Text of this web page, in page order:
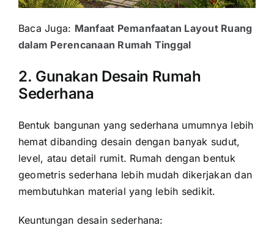
Baca Juga: Manfaat Pemanfaatan Layout Ruang
dalam Perencanaan Rumah Tinggal
2. Gunakan Desain Rumah
Sederhana
Bentuk bangunan yang sederhana umumnya lebih
hemat dibanding desain dengan banyak sudut,
level, atau detail rumit. Rumah dengan bentuk
geometris sederhana lebih mudah dikerjakan dan
membutuhkan material yang lebih sedikit.
Keuntungan desain sederhana: